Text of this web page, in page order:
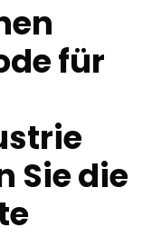
für
Sie die